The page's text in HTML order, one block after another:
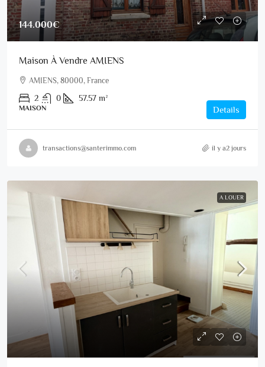
144.000€
Maison À Vendre AMIENS
AMIENS, 80000, France
2 0 57.57 m²
MAISON Details
transactions@santerimmo.com il y a2 jours
A LOUER